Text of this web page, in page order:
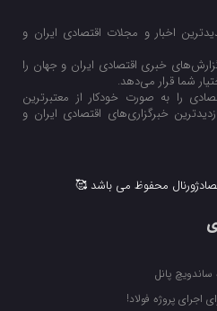
اخبار و مجلات اقتصادی ایران و
خبری اقتصادی ایران و جهان را
شما قرار می‌‌دهد.
را به صورت خودکار از معتبرترین
خبرگزاری‌های اقتصادی ایران و
محفوظ می باشد 🥰
پانل
اجرای پروژه فولاد!